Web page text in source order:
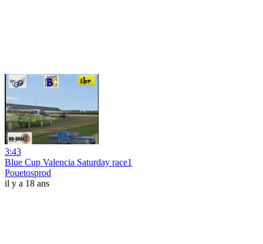
3:43
Blue Cup Valencia Saturday race1
Pouetosprod
il y a 18 ans